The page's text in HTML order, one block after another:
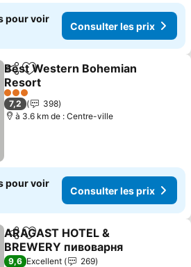
pour voir
Consulter les prix
PartagerAjouter à mes favoris
Best Western Bohemian
Resort
3 Étoiles
7,2
398
à 3.6 km de : Centre-ville
pour voir
Consulter les prix
PartagerAjouter à mes favoris
ARAGAST HOTEL &
BREWERY пивоварня
9,6 Excellent
269